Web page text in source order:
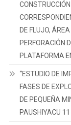
DE FLUJO,
PERFORACIÓN
PLATAFORMA
“ESTUDIO DE
FASES DE
DE PEQUEÑA
PAUSHIYACU